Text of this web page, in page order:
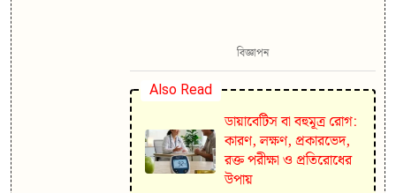
বিজ্ঞাপন
Also Read
ডায়াবেটিস বা বহুমূত্র রোগ:
কারণ, লক্ষণ, প্রকারভেদ,
রক্ত পরীক্ষা ও প্রতিরোধের
উপায়